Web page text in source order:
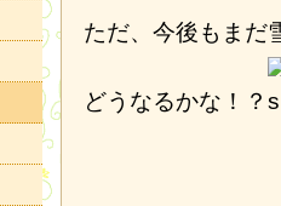
ただ、今後もまだ
どうなるかな！？